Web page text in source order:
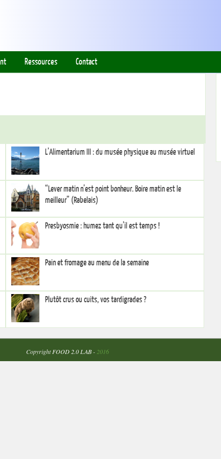
Ressources Contact
L’Alimentarium III : du musée physique au musée virtuel
“Lever matin n’est point bonheur. Boire matin est le
meilleur” (Rabelais)
Presbyosmie : humez tant qu’il est temps !
Pain et fromage au menu de la semaine
Plutôt crus ou cuits, vos tardigrades ?
CopyrightFOOD 2.0 LAB- 2016